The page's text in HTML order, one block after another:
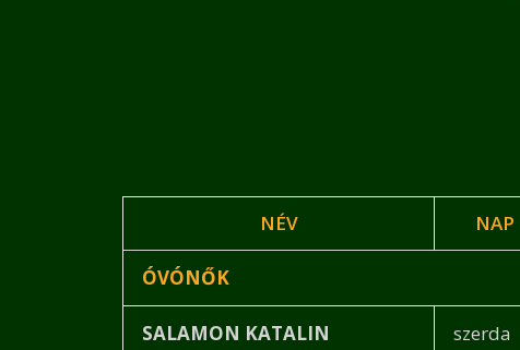
NÉV NAP
ÓVÓNŐK
SALAMON KATALIN szerda